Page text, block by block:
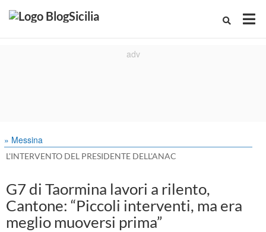
» Messina
L'INTERVENTO DEL PRESIDENTE DELL'ANAC
G7 di Taormina lavori a rilento,
Cantone: “Piccoli interventi, ma era
meglio muoversi prima”